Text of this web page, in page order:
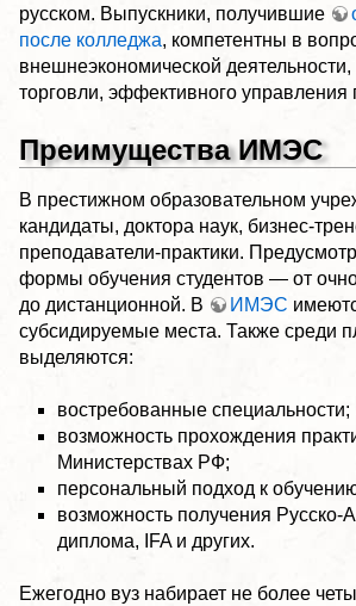
русском. Выпускники, получившие
после колледжа, компетентны в
внешнеэкономической
торговли, эффективного управления
Преимущества ИМЭС
В престижном образовательном
кандидаты, доктора наук, бизнес-
преподаватели-практики.
формы обучения студентов — от
до дистанционной. В
ИМЭС
субсидируемые места. Также среди
выделяются:
востребованные специальности;
возможность прохождения
Министерствах РФ;
персональный подход к
возможность получения Русско-
диплома, IFA и других.
Ежегодно вуз набирает не более